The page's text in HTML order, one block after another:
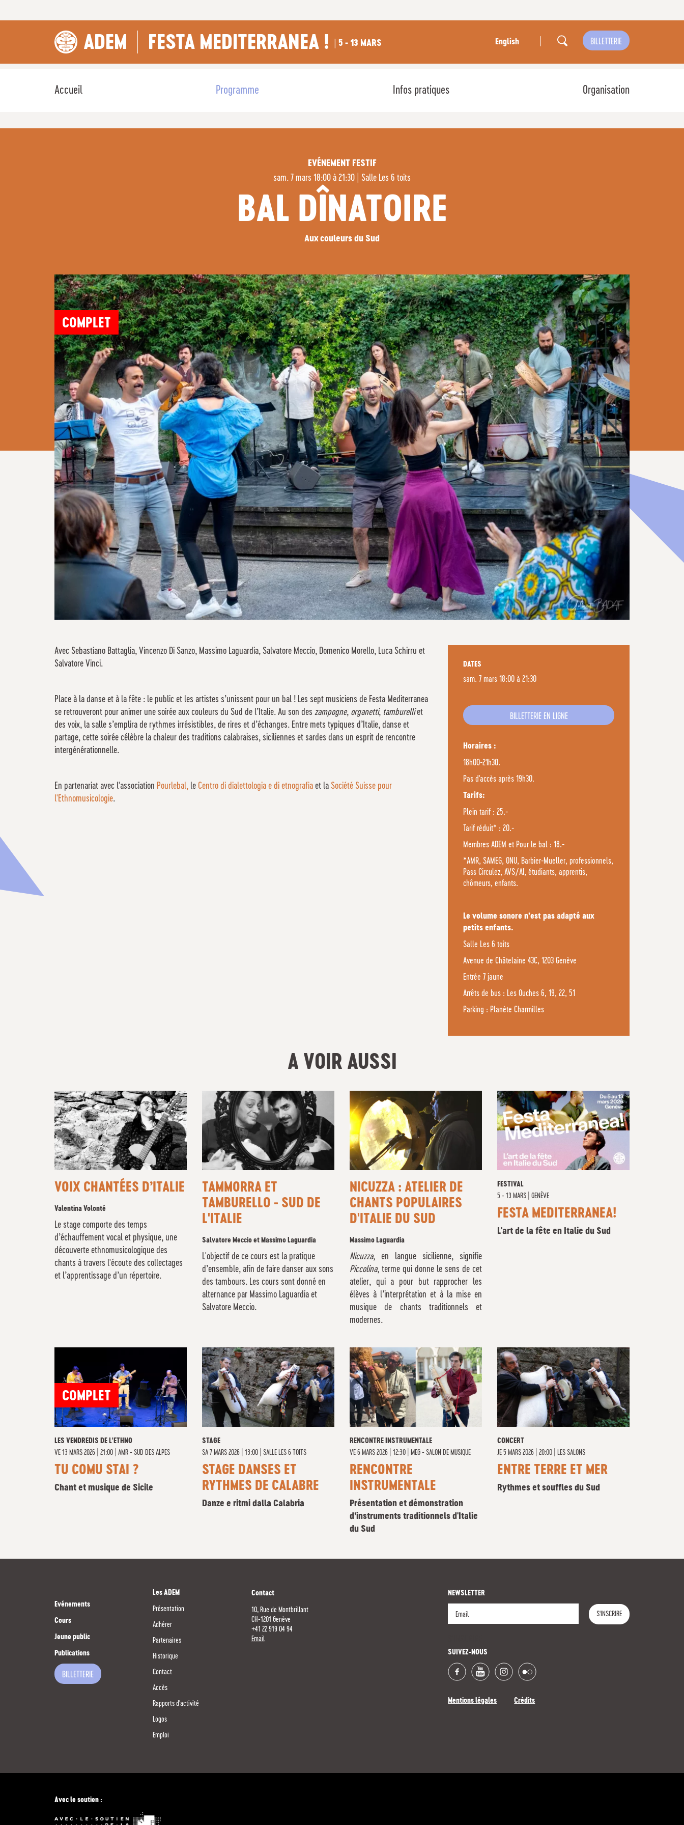
ADEM FESTA MEDITERRANEA ! | 5 - 13 MARS BILLETTERIE
English
Accueil Programme Infos pratiques Organisation
EVÉNEMENT FESTIF
sam. 7 mars 18:00 à 21:30
Salle Les 6 toits
BAL DÎNATOIRE
Aux couleurs du Sud
COMPLET
Avec Sebastiano Battaglia, Vincenzo Di Sanzo, Massimo Laguardia, Salvatore Meccio, Domenico Morello, Luca Schirru et
Salvatore Vinci.
Place à la danse et à la fête : le public et les artistes s’unissent pour un bal ! Les sept musiciens de Festa Mediterranea
se retrouveront pour animer une soirée aux couleurs du Sud de l’Italie. Au son des zampogne, organetti, tamburelliet
des voix, la salle s’emplira de rythmes irrésistibles, de rires et d’échanges. Entre mets typiques d’Italie, danse et
partage, cette soirée célèbre la chaleur des traditions calabraises, siciliennes et sardes dans un esprit de rencontre
intergénérationnelle.
En partenariat avec l'association Pourlebal, le Centro di dialettologia e di etnografia et la Société Suisse pour
l'Ethnomusicologie.
DATES
sam. 7 mars 18:00 à 21:30
BILLETTERIE EN LIGNE
Horaires :
18h00-21h30.
Pas d'accès après 19h30.
Tarifs:
Plein tarif : 25.-
Tarif réduit* : 20.-
Membres ADEM et Pour le bal : 18.-
*AMR, SAMEG, ONU, Barbier-Mueller, professionnels,
Pass Circulez, AVS/AI, étudiants, apprentis,
chômeurs, enfants.
Le volume sonore n’est pas adapté aux
petits enfants.
Salle Les 6 toits
Avenue de Châtelaine 43C, 1203 Genève
Entrée 7 jaune
Arrêts de bus : Les Ouches 6, 19, 22, 51
Parking : Planète Charmilles
A VOIR AUSSI
VOIX CHANTÉES D’ITALIE
Valentina Volonté
Le stage comporte des temps
d’échauffement vocal et physique, une
découverte ethnomusicologique des
chants à travers l'écoute des collectages
et l’apprentissage d’un répertoire.
TAMMORRA ET
TAMBURELLO - SUD DE
L'ITALIE
Salvatore Meccio et Massimo Laguardia
L'objectif de ce cours est la pratique
d’ensemble, afin de faire danser aux sons
des tambours. Les cours sont donné en
alternance par Massimo Laguardia et
Salvatore Meccio.
NICUZZA : ATELIER DE
CHANTS POPULAIRES
D'ITALIE DU SUD
Massimo Laguardia
Nicuzza, en langue sicilienne, signifie
Piccolina, terme qui donne le sens de cet
atelier, qui a pour but rapprocher les
élèves à l’interprétation et à la mise en
musique de chants traditionnels et
modernes.
FESTIVAL
5 - 13 MARS
GENÈVE
FESTA MEDITERRANEA!
L'art de la fête en Italie du Sud
COMPLET
LES VENDREDIS DE L'ETHNO
VE 13 MARS 2026 | 21:00 AMR - SUD DES ALPES
TU COMU STAI ?
Chant et musique de Sicile
STAGE
SA 7 MARS 2026 | 13:00 SALLE LES 6 TOITS
STAGE DANSES ET
RYTHMES DE CALABRE
Danze e ritmi dalla Calabria
RENCONTRE INSTRUMENTALE
VE 6 MARS 2026 | 12:30 MEG - SALON DE MUSIQUE
RENCONTRE
INSTRUMENTALE
Présentation et démonstration
d’instruments traditionnels d'Italie
du Sud
CONCERT
JE 5 MARS 2026 | 20:00 LES SALONS
ENTRE TERRE ET MER
Rythmes et souffles du Sud
Evénements
Cours
Jeune public
Publications
BILLETTERIE
Les ADEM
Présentation
Adhérer
Partenaires
Historique
Contact
Accès
Rapports d'activité
Logos
Emploi
Contact
10, Rue de Montbrillant
CH-1201 Genève
+41 22 919 04 94
Email
NEWSLETTER
S'INSCRIRE
SUIVEZ-NOUS
Mentions légales Crédits
Avec le soutien :